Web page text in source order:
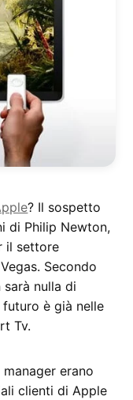
? Il sospetto
di Philip Newton,
il settore
Secondo
nulla di
è già nelle
Tv.
erano
clienti di Apple